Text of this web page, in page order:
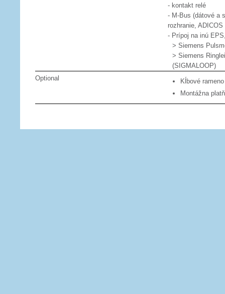
- kontakt relé
- M-Bus (dátové a
rozhranie, ADICOS
- Prípoj na inú
> Siemens
> Siemens
(SIGMALOOP)
Optional
Kĺbové rameno
Montážna